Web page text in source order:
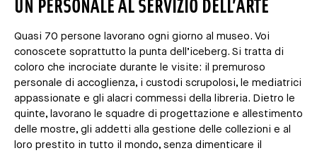
UN PERSONALE AL SERVIZIO DELL’ARTE
Quasi 70 persone lavorano ogni giorno al museo. Voi
conoscete soprattutto la punta dell’iceberg. Si tratta di
coloro che incrociate durante le visite: il premuroso
personale di accoglienza, i custodi scrupolosi, le mediatrici
appassionate e gli alacri commessi della libreria. Dietro le
quinte, lavorano le squadre di progettazione e allestimento
delle mostre, gli addetti alla gestione delle collezioni e al
loro prestito in tutto il mondo, senza dimenticare il